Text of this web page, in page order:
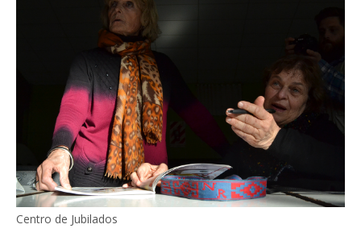
Centro de Jubilados